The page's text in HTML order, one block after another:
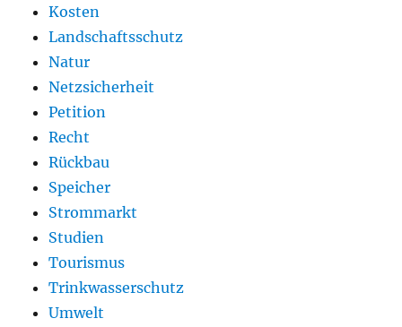
Kosten
Landschaftsschutz
Natur
Netzsicherheit
Petition
Recht
Rückbau
Speicher
Strommarkt
Studien
Tourismus
Trinkwasserschutz
Umwelt